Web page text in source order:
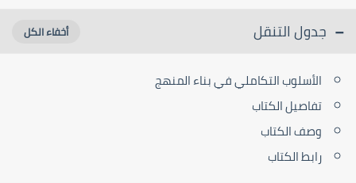
جدول التنقل
الأسلوب التكاملي في بناء المنهج
تفاصيل الكتاب
وصف الكتاب
رابط الكتاب